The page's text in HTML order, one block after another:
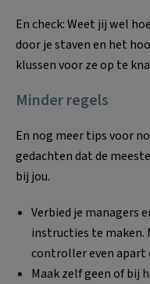
En check: Weet jij wel
door je staven en het
klussen voor ze op te
Minder regels
En nog meer tips voor
gedachten dat de
bij jou.
Verbied je managers
instructies te maken.
controller even apart
Maak zelf geen of bij